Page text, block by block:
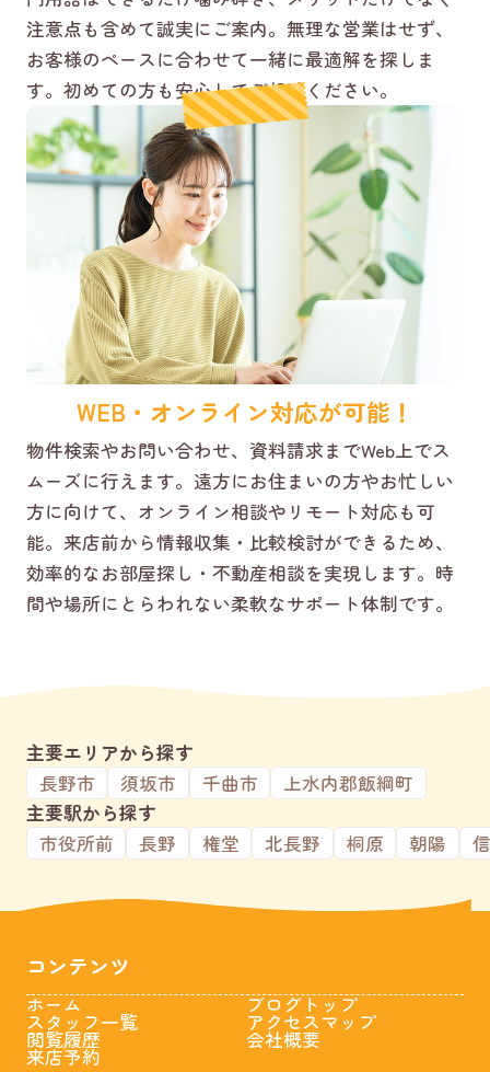
注意点も含めて誠実にご案内。無理な営業はせず、
お客様のペースに合わせて一緒に最適解を探しま
す。初めての方も安心してご相談ください。
WEB・オンライン対応が可能！
物件検索やお問い合わせ、資料請求までWeb上でス
ムーズに行えます。遠方にお住まいの方やお忙しい
方に向けて、オンライン相談やリモート対応も可
能。来店前から情報収集・比較検討ができるため、
効率的なお部屋探し・不動産相談を実現します。時
間や場所にとらわれない柔軟なサポート体制です。
主要エリアから探す
長野市
須坂市 千曲市
上水内郡飯綱町
主要駅から探す
市役所前
長野 権堂 北長野 桐原 朝陽
コンテンツ
ホーム
スタッフ一覧
閲覧履歴
来店予約
ブログトップ
アクセスマップ
会社概要